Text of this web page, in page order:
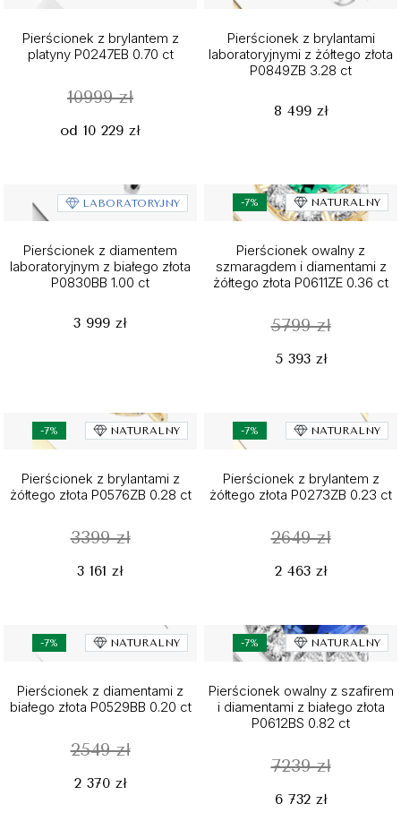
Pierścionek z brylantem z
platyny P0247EB 0.70 ct
10999 zł
od 10 229 zł
Pierścionek z brylantami
laboratoryjnymi z żółtego złota
P0849ZB 3.28 ct
8 499 zł
LABORATORYJNY
Pierścionek z diamentem
laboratoryjnym z białego złota
P0830BB 1.00 ct
3 999 zł
-7% NATURALNY
Pierścionek owalny z
szmaragdem i diamentami z
żółtego złota P0611ZE 0.36 ct
5799 zł
5 393 zł
-7% NATURALNY
Pierścionek z brylantami z
żółtego złota P0576ZB 0.28 ct
3399 zł
3 161 zł
-7% NATURALNY
Pierścionek z brylantem z
żółtego złota P0273ZB 0.23 ct
2649 zł
2 463 zł
-7% NATURALNY
Pierścionek z diamentami z
białego złota P0529BB 0.20 ct
2549 zł
2 370 zł
-7% NATURALNY
Pierścionek owalny z szafirem
i diamentami z białego złota
P0612BS 0.82 ct
7239 zł
6 732 zł